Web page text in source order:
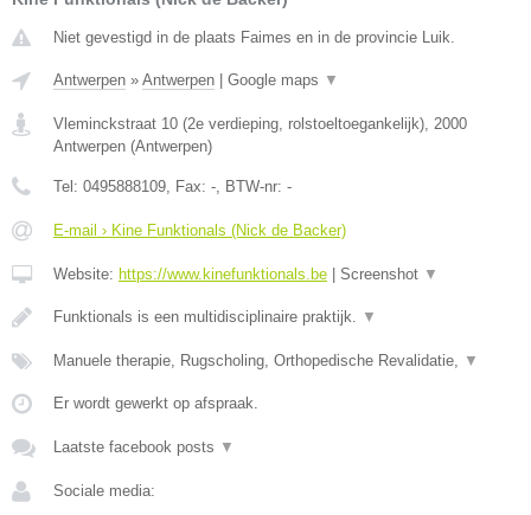
Niet gevestigd in de plaats Faimes en in de provincie Luik.
Antwerpen » Antwerpen Google maps ▼
Vleminckstraat 10 (2e verdieping, rolstoeltoegankelijk), 2000
Antwerpen (Antwerpen)
Tel: 0495888109, Fax: -, BTW-nr: -
E-mail › Kine Funktionals (Nick de Backer)
Website: https://www.kinefunktionals.be Screenshot ▼
Funktionals is een multidisciplinaire praktijk. ▼
Manuele therapie, Rugscholing, Orthopedische Revalidatie, ▼
Er wordt gewerkt op afspraak.
Laatste facebook posts ▼
Sociale media: